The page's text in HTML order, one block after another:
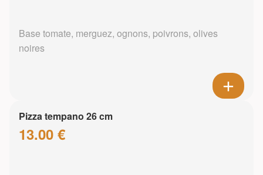
Base tomate, merguez, ognons, poivrons, olives
noires
Pizza tempano 26 cm
13.00 €